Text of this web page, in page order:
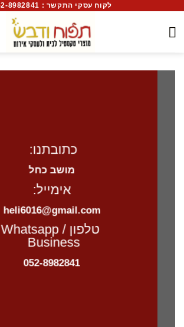
לקוח עסקי התקשר : 052-8982841
כתובתנו:
מושב כחל
אימייל:
heli6016@gmail.com
טלפון / Whatsapp
Business
052-8982841